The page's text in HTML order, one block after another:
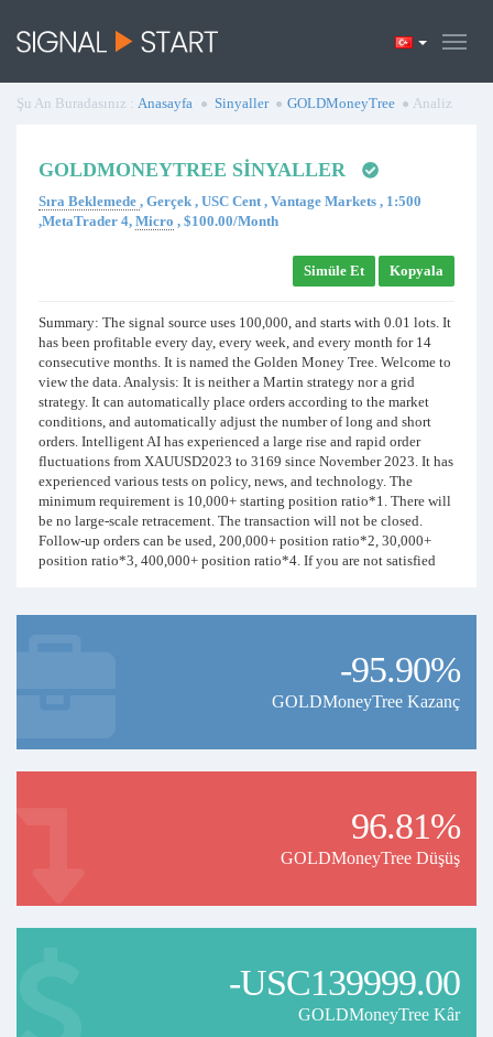
Şu An Buradasınız : Anasayfa Sinyaller GOLDMoneyTree Analiz
GOLDMONEYTREE SINYALLER
Sıra Beklemede , Gerçek , USC Cent , Vantage Markets , 1:500
,MetaTrader 4, Micro , $100.00/Month
Simüle Et Kopyala
Summary: The signal source uses 100,000, and starts with 0.01 lots. It
has been profitable every day, every week, and every month for 14
consecutive months. It is named the Golden Money Tree. Welcome to
view the data. Analysis: It is neither a Martin strategy nor a grid
strategy. It can automatically place orders according to the market
conditions, and automatically adjust the number of long and short
orders. Intelligent AI has experienced a large rise and rapid order
fluctuations from XAUUSD2023 to 3169 since November 2023. It has
experienced various tests on policy, news, and technology. The
minimum requirement is 10,000+ starting position ratio*1. There will
be no large-scale retracement. The transaction will not be closed.
Follow-up orders can be used, 200,000+ position ratio*2, 30,000+
position ratio*3, 400,000+ position ratio*4. If you are not satisfied
check the transaction data...
Very suitable for conservative investors to follow orders-95.90%
GOLDMoneyTree Kazanç
96.81%
GOLDMoneyTree Düşüş
-USC139999.00
GOLDMoneyTree Kâr